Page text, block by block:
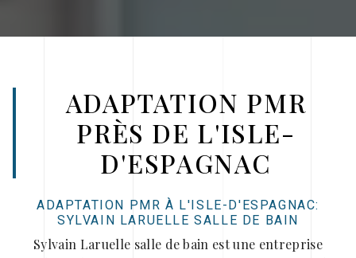
ADAPTATION PMR
PRÈS DE L'ISLE-
D'ESPAGNAC
ADAPTATION PMR À L'ISLE-D'ESPAGNAC:
SYLVAIN LARUELLE SALLE DE BAIN
Sylvain Laruelle salle de bain est une entreprise